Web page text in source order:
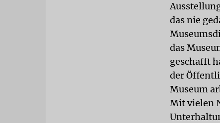
das nie
das
geschafft
der
Museum
Mit vielen